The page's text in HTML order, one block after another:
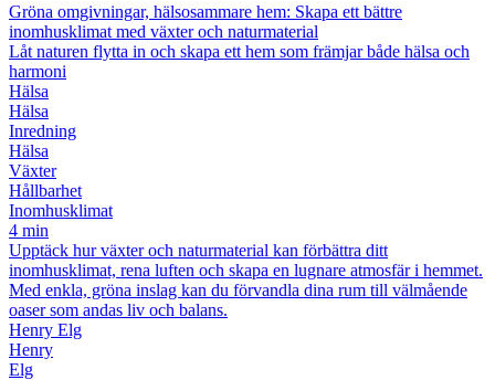
Gröna omgivningar, hälsosammare hem: Skapa ett bättre
inomhusklimat med växter och naturmaterial
Låt naturen flytta in och skapa ett hem som främjar både hälsa och
harmoni
Hälsa
Hälsa
Inredning
Hälsa
Växter
Hållbarhet
Inomhusklimat
4 min
Upptäck hur växter och naturmaterial kan förbättra ditt
inomhusklimat, rena luften och skapa en lugnare atmosfär i hemmet.
Med enkla, gröna inslag kan du förvandla dina rum till välmående
oaser som andas liv och balans.
Henry Elg
Henry
Elg